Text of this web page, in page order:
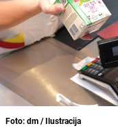
Foto: dm / Ilustracija